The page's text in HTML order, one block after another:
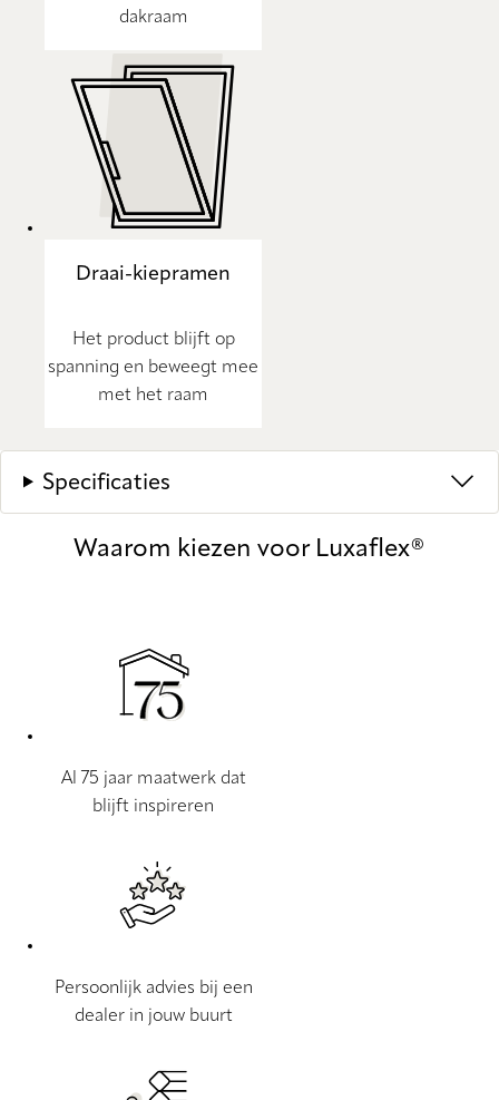
dakraam
Draai-kiepramen
Het product blijft op
spanning en beweegt mee
met het raam
Specificaties
Waarom kiezen voor Luxaflex®
Al 75 jaar maatwerk dat
blijft inspireren
Persoonlijk advies bij een
dealer in jouw buurt